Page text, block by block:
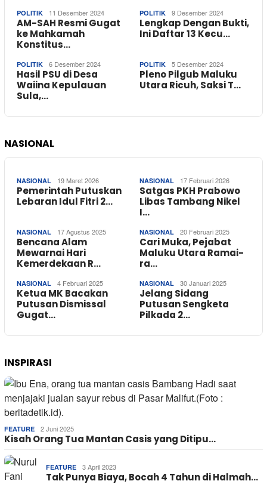
POLITIK 11 Desember 2024
AM-SAH Resmi Gugat
ke Mahkamah
Konstitus…
POLITIK 9 Desember 2024
Lengkap Dengan Bukti,
Ini Daftar 13 Kecu…
POLITIK 6 Desember 2024
Hasil PSU di Desa
Waiina Kepulauan
Sula,…
POLITIK 5 Desember 2024
Pleno Pilgub Maluku
Utara Ricuh, Saksi T…
NASIONAL
NASIONAL 19 Maret 2026
Pemerintah Putuskan
Lebaran Idul Fitri 2…
NASIONAL 17 Februari 2026
Satgas PKH Prabowo
Libas Tambang Nikel
I…
NASIONAL 17 Agustus 2025
Bencana Alam
Mewarnai Hari
Kemerdekaan R…
NASIONAL 20 Februari 2025
Cari Muka, Pejabat
Maluku Utara Ramai-
ra…
NASIONAL 4 Februari 2025
Ketua MK Bacakan
Putusan Dismissal
Gugat…
NASIONAL 30 Januari 2025
Jelang Sidang
Putusan Sengketa
Pilkada 2…
INSPIRASI
FEATURE 2 Juni 2025
Kisah Orang Tua Mantan Casis yang Ditipu…
FEATURE 3 April 2023
Tak Punya Biaya, Bocah 4 Tahun di Halmah…